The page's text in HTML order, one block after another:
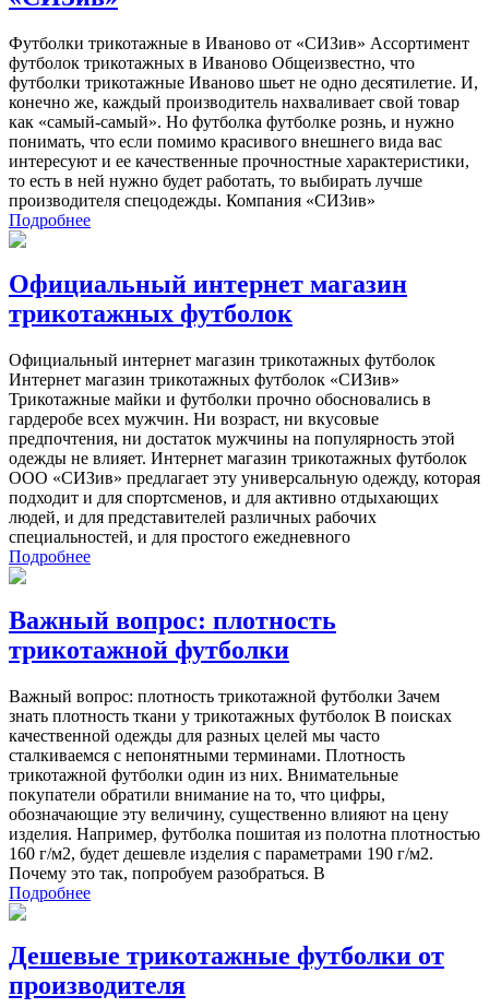
Футболки трикотажные в Иваново от «СИЗив» Ассортимент
футболок трикотажных в Иваново Общеизвестно, что
футболки трикотажные Иваново шьет не одно десятилетие. И,
конечно же, каждый производитель нахваливает свой товар
как «самый-самый». Но футболка футболке рознь, и нужно
понимать, что если помимо красивого внешнего вида вас
интересуют и ее качественные прочностные характеристики,
то есть в ней нужно будет работать, то выбирать лучше
производителя спецодежды. Компания «СИЗив»
Подробнее
Официальный интернет магазин
трикотажных футболок
Официальный интернет магазин трикотажных футболок
Интернет магазин трикотажных футболок «СИЗив»
Трикотажные майки и футболки прочно обосновались в
гардеробе всех мужчин. Ни возраст, ни вкусовые
предпочтения, ни достаток мужчины на популярность этой
одежды не влияет. Интернет магазин трикотажных футболок
ООО «СИЗив» предлагает эту универсальную одежду, которая
подходит и для спортсменов, и для активно отдыхающих
людей, и для представителей различных рабочих
специальностей, и для простого ежедневного
Подробнее
Важный вопрос: плотность
трикотажной футболки
Важный вопрос: плотность трикотажной футболки Зачем
знать плотность ткани у трикотажных футболок В поисках
качественной одежды для разных целей мы часто
сталкиваемся с непонятными терминами. Плотность
трикотажной футболки один из них. Внимательные
покупатели обратили внимание на то, что цифры,
обозначающие эту величину, существенно влияют на цену
изделия. Например, футболка пошитая из полотна плотностью
160 г/м2, будет дешевле изделия с параметрами 190 г/м2.
Почему это так, попробуем разобраться. В
Подробнее
Дешевые трикотажные футболки от
производителя